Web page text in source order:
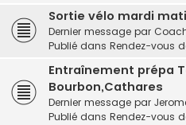
Sortie vélo mardi
Dernier message par
Publié dans Rendez-vous
Entraînement prépa
Bourbon,Cathares
Dernier message par
Publié dans Rendez-vous